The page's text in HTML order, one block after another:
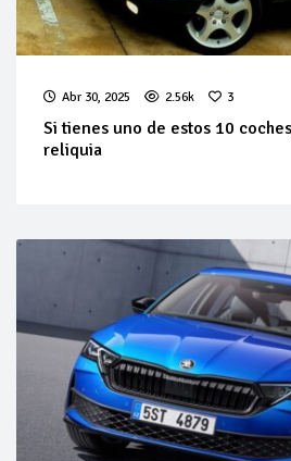
Abr 30, 2025 2.56k 3
Si tienes uno de estos 10
reliquia